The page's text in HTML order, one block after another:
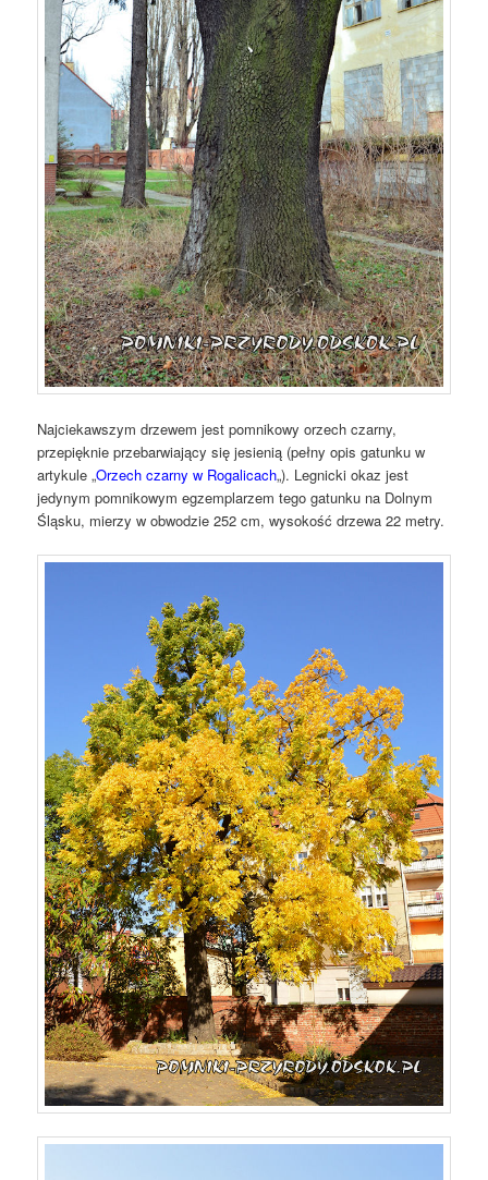
Najciekawszym drzewem jest pomnikowy orzech czarny,
przepięknie przebarwiający się jesienią (pełny opis gatunku w
artykule „Orzech czarny w Rogalicach„). Legnicki okaz jest
jedynym pomnikowym egzemplarzem tego gatunku na Dolnym
Śląsku, mierzy w obwodzie 252 cm, wysokość drzewa 22 metry.